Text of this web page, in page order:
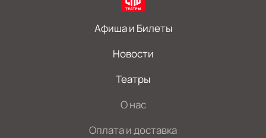
Афиша и Билеты
Новости
Театры
О нас
Оплата и доставка